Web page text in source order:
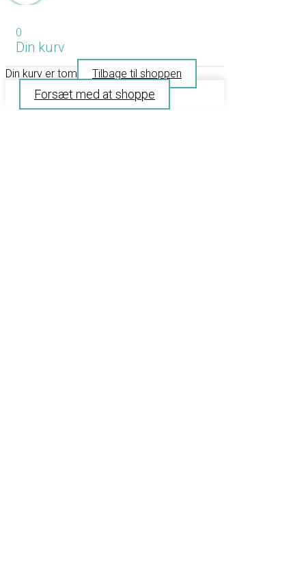
0
Din kurv
Din kurv er tom Tilbage til shoppen
Forsæt med at shoppe